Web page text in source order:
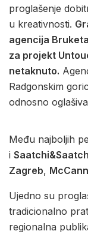
proglašenje
u kreativnosti.
agencija
za projekt
netaknuto.
Radgonskim
odnosno
Među najboljih
i
Zagreb,
Ujedno su
tradicionalno
regionalna